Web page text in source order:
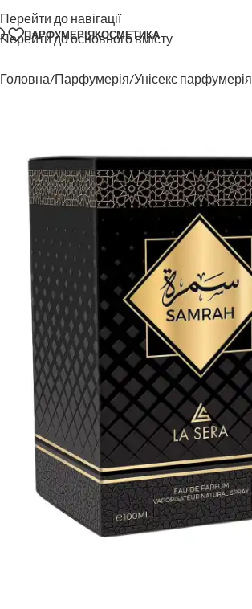
Перейти до навігації
Перейти до основного вмісту
ПАРФУМЕРІЯКОСМЕТИКА
Головна Парфумерія Унісекс парфумерія